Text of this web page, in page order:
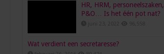
HR, HRM, personeelszaken,
P&O… Is het één pot nat?
Wat verdient een secretaresse?